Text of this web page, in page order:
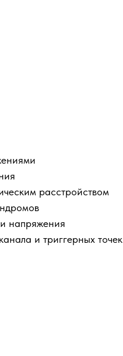
расстройством
напряжения
и триггерных точек